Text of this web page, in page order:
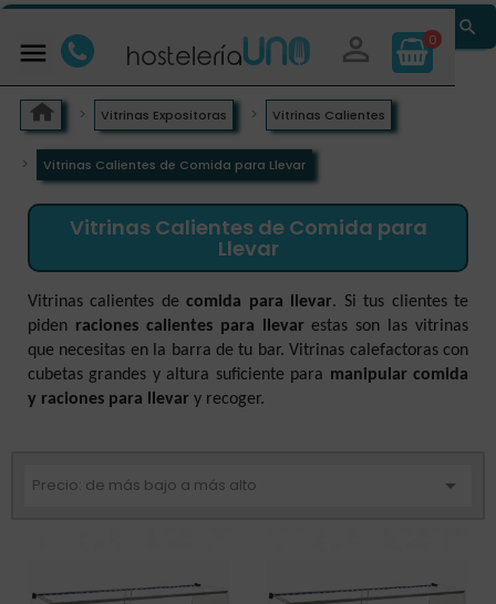
  0

Vitrinas Expositoras Vitrinas Calientes
Vitrinas Calientes de Comida para Llevar
Vitrinas Calientes de Comida para
Llevar
Vitrinas calientes decomida para llevar. Si tus clientes te
piden raciones calientes para llevarestas son las vitrinas
que necesitas en la barra de tu bar. Vitrinas calefactoras con
cubetas grandes y altura suficiente para manipular comida
y raciones para llevar y recoger.
Precio: de más bajo a más alto 